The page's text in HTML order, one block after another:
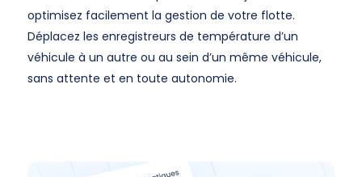
optimisez facilement la gestion de votre flotte.
Déplacez les enregistreurs de température d’un
véhicule à un autre ou au sein d’un même véhicule,
sans attente et en toute autonomie.